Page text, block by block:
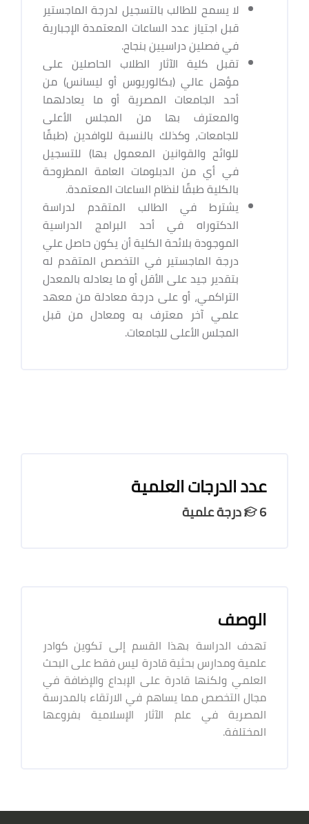
لا يسمح للطالب بالتسجيل لدرجة الماجستير
قبل اجتياز عدد الساعات المعتمدة الإجبارية
في فصلين دراسيين بنجاح.
تقبل كلية الآثار الطلاب الحاصلين على
مؤهل عالي (بكالوريوس أو ليسانس) من
أحد الجامعات المصرية أو ما يعادلهما
والمعترف بها من المجلس الأعلى
للجامعات، وكذلك بالنسبة للوافدين (طبقًا
للوائح والقوانين المعمول بها) للتسجيل
في أي من الدبلومات العامة المطروحة
بالكلية طبقًا لنظام الساعات المعتمدة.
يشترط في الطالب المتقدم لدراسة
الدكتوراه في أحد البرامج الدراسية
الموجودة بلائحة الكلية أن يكون حاصل علي
درجة الماجستير في التخصص المتقدم له
بتقدير جيد على الأقل أو ما يعادله بالمعدل
التراكمي، أو على درجة معادلة من معهد
علمي آخر معترف به ومعادل من قبل
المجلس الأعلى للجامعات.
عدد الدرجات العلمية
6 درجة علمية
الوصف
تهدف الدراسة بهذا القسم إلى تكوين كوادر
علمية ومدارس بحثية قادرة ليس فقط على البحث
العلمي ولكنها قادرة على الإبداع والإضافة في
مجال التخصص مما يساهم في الارتقاء بالمدرسة
المصرية في علم الآثار الإسلامية بفروعها
المختلفة.
الكتل